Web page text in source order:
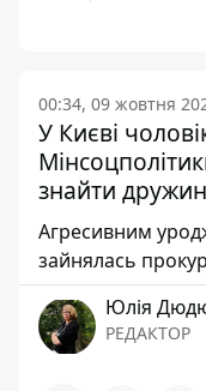
00:34, 09 жовтня
У Києві
знайти
Агресивним
зайнялась
Юлія
РЕДАКТОР